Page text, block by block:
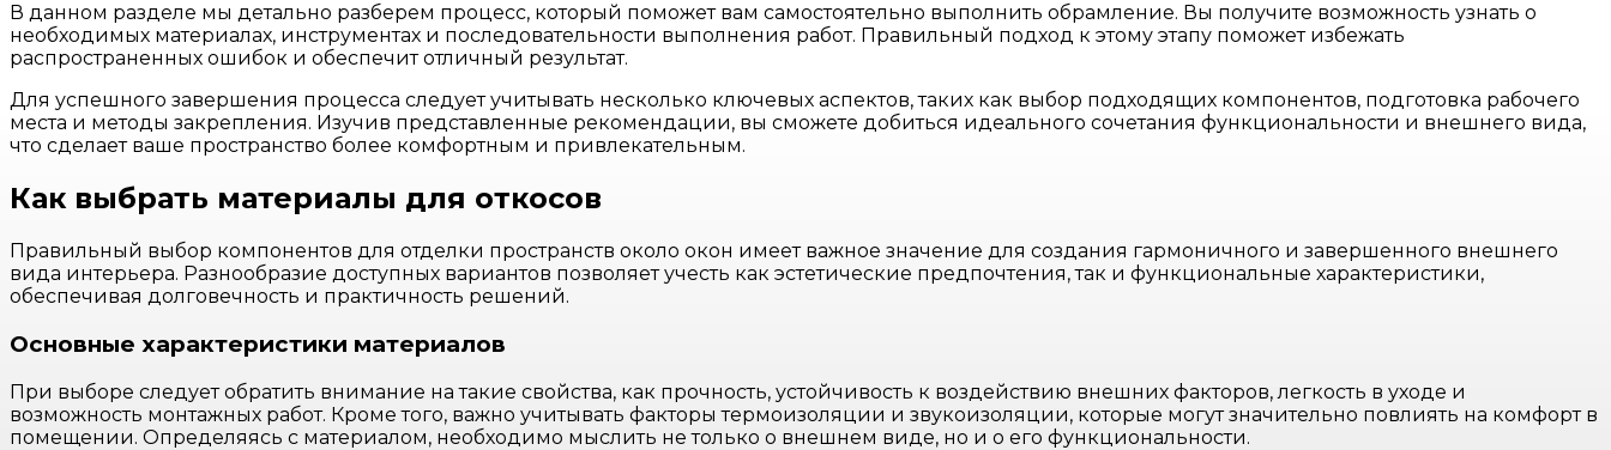
В данном разделе мы детально разберем процесс, который поможет вам самостоятельно выполнить обрамление. Вы получите возможность узнать о
необходимых материалах, инструментах и последовательности выполнения работ. Правильный подход к этому этапу поможет избежать
распространенных ошибок и обеспечит отличный результат.
Для успешного завершения процесса следует учитывать несколько ключевых аспектов, таких как выбор подходящих компонентов, подготовка рабочего
места и методы закрепления. Изучив представленные рекомендации, вы сможете добиться идеального сочетания функциональности и внешнего вида,
что сделает ваше пространство более комфортным и привлекательным.
Как выбрать материалы для откосов
Правильный выбор компонентов для отделки пространств около окон имеет важное значение для создания гармоничного и завершенного внешнего
вида интерьера. Разнообразие доступных вариантов позволяет учесть как эстетические предпочтения, так и функциональные характеристики,
обеспечивая долговечность и практичность решений.
Основные характеристики материалов
При выборе следует обратить внимание на такие свойства, как прочность, устойчивость к воздействию внешних факторов, легкость в уходе и
возможность монтажных работ. Кроме того, важно учитывать факторы термоизоляции и звукоизоляции, которые могут значительно повлиять на комфорт в
помещении. Определяясь с материалом, необходимо мыслить не только о внешнем виде, но и о его функциональности.